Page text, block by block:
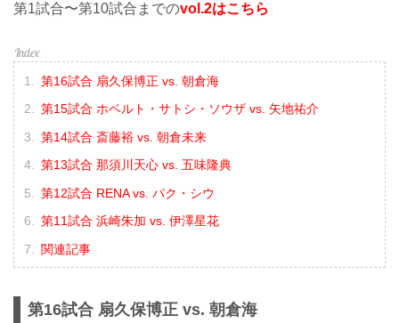
第1試合〜第10試合までのvol.2はこちら
第16試合 扇久保博正 vs. 朝倉海
第15試合 ホベルト・サトシ・ソウザ vs. 矢地祐介
第14試合 斎藤裕 vs. 朝倉未来
第13試合 那須川天心 vs. 五味隆典
第12試合 RENA vs. パク・シウ
第11試合 浜崎朱加 vs. 伊澤星花
関連記事
第16試合 扇久保博正 vs. 朝倉海